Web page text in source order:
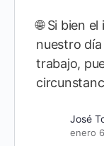
🌐 Si bien
nuestro
trabajo,
José
enero